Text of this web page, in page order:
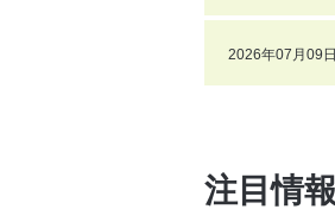
2026年07月09日
注目情報